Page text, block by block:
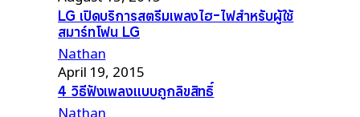
LG เปิดบริการสตรีมเพลงไฮ-ไฟสำหรับผู้ใช้
สมาร์ทโฟน LG
Nathan
April 19, 2015
4 วิธีฟังเพลงแบบถูกลิขสิทธิ์
Nathan